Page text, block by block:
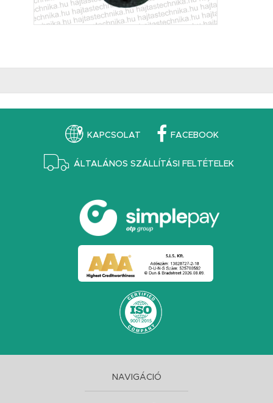
KAPCSOLAT FACEBOOK
ÁLTALÁNOS SZÁLLÍTÁSI FELTÉTELEK
NAVIGÁCIÓ